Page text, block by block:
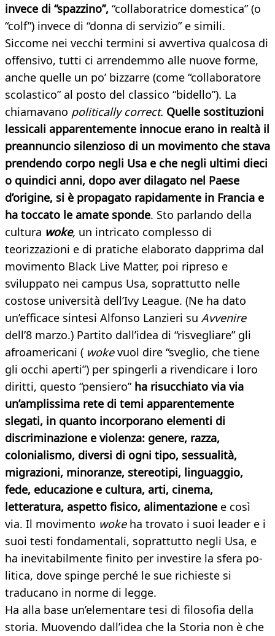
invece di “spazzino”, “collaboratrice domestica” (o
“colf”) invece di “donna di servizio” e simili.
Siccome nei vecchi termini si avvertiva qualcosa di
offensivo, tutti ci arrendemmo alle nuove forme,
anche quelle un po’ bizzarre (come “collaboratore
scolastico” al posto del classico “bidello”). La
chiamavano politically correct. Quelle sostituzioni
lessicali apparentemente innocue erano in realtà il
preannuncio silenzioso di un movimento che stava
prendendo corpo negli Usa e che negli ultimi dieci
o quindici anni, dopo aver dilagato nel Paese
d’origine, si è propagato rapidamente in Francia e
ha toccato le amate sponde. Sto parlando della
cultura woke, un intricato complesso di
teorizzazioni e di pratiche elaborato dapprima dal
movimento Black Live Matter, poi ripreso e
sviluppato nei campus Usa, soprattutto nelle
costose università dell’Ivy League. (Ne ha dato
un’efficace sintesi Alfonso Lanzieri su Avvenire
dell’8 marzo.) Partito dall’idea di “risvegliare” gli
afroamericani ( wokevuol dire “sveglio, che tiene
gli occhi aperti”) per spingerli a rivendicare i loro
diritti, questo “pensiero” ha risucchiato via via
un’amplissima rete di temi apparentemente
slegati, in quanto incorporano elementi di
discriminazione e violenza: genere, razza,
colonialismo, diversi di ogni tipo, sessualità,
migrazioni, minoranze, stereotipi, linguaggio,
fede, educazione e cultura, arti, cinema,
letteratura, aspetto fisico, alimentazione e così
via. Il movimento wokeha trovato i suoi leader e i
suoi testi fondamentali, soprattutto negli Usa, e
ha inevitabilmente finito per investire la sfera po-
litica, dove spinge perché le sue richieste si
traducano in norme di legge.
Ha alla base un’elementare tesi di filosofia della
storia. Muovendo dall’idea che la Storia non è che